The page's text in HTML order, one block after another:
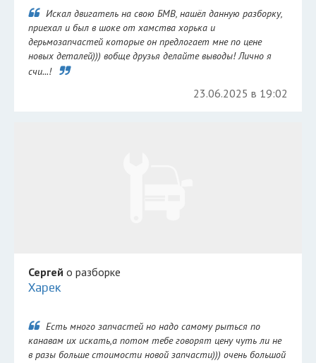
Искал двигатель на свою БМВ, нашёл данную разборку,
приехал и был в шоке от хамства хорька и
дерьмозапчастей которые он предлогает мне по цене
новых деталей))) вобще друзья делайте выводы! Лично я
счи...!
23.06.2025 в 19:02
Сергей о разборке
Харек
Есть много запчастей но надо самому рыться по
канавам их искать,а потом тебе говорят цену чуть ли не
в разы больше стоимости новой запчасти))) очень большой